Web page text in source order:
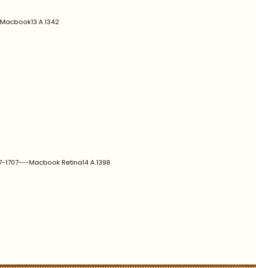
A.1342
Macbook Retina14 A.1398